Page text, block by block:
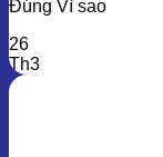
Đúng Vì sao
26
Th3